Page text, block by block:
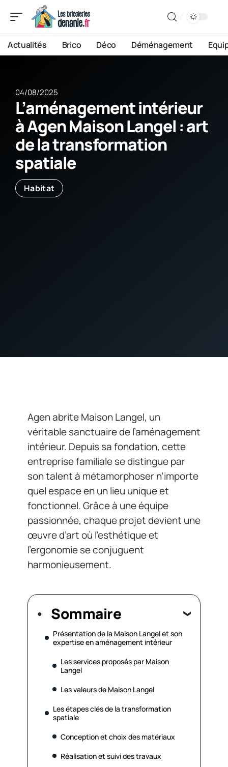
Actualités Brico Déco Déménagement
04/08/2025
L’aménagement intérieur
à Agen Maison Langel : art
de la transformation
spatiale
Habitat
Agen abrite Maison Langel, un
véritable sanctuaire de l’aménagement
intérieur. Depuis sa fondation, cette
entreprise familiale se distingue par
son talent à métamorphoser n’importe
quel espace en un lieu unique et
fonctionnel. Grâce à une équipe
passionnée, chaque projet devient une
œuvre d’art où l’esthétique et
l’ergonomie se conjuguent
harmonieusement.
Sommaire
Présentation de la Maison Langel et son
expertise en aménagement intérieur
Les services proposés par Maison
Langel
Les valeurs de Maison Langel
Les étapes clés de la transformation
spatiale
Conception et choix des matériaux
Réalisation et suivi des travaux